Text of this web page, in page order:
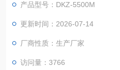
产品型号：DKZ-5500M
更新时间：2026-07-14
厂商性质：生产厂家
访问量：3766